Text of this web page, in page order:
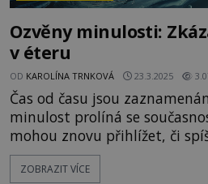
Ozvěny minulosti:
v éteru
OD KAROLÍNA TRNKOVÁ 23.3.2025
Čas od času jsou
minulost prolíná se
mohou znovu přihlížet, či
dávným událostem. Jsou
uvězněny navždy v prostoru
ZOBRAZIT VÍCE